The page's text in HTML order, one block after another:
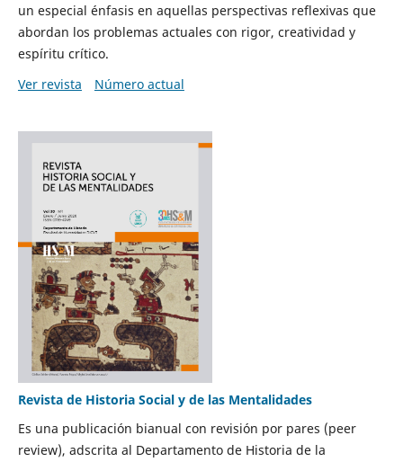
un especial énfasis en aquellas perspectivas reflexivas que
abordan los problemas actuales con rigor, creatividad y
espíritu crítico.
Ver revista
Número actual
Revista de Historia Social y de las Mentalidades
Es una publicación bianual con revisión por pares (peer
review), adscrita al Departamento de Historia de la